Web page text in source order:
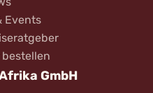
Events
GmbH